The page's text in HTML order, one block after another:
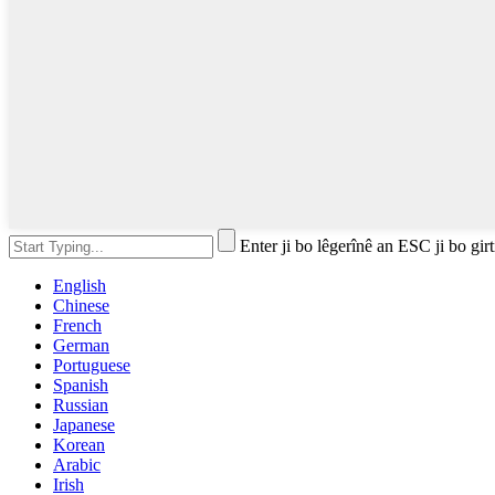
Enter ji bo lêgerînê an ESC ji bo
English
Chinese
French
German
Portuguese
Spanish
Russian
Japanese
Korean
Arabic
Irish